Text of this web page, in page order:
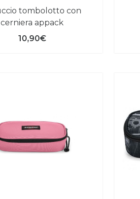
cerniera appack
10,90€